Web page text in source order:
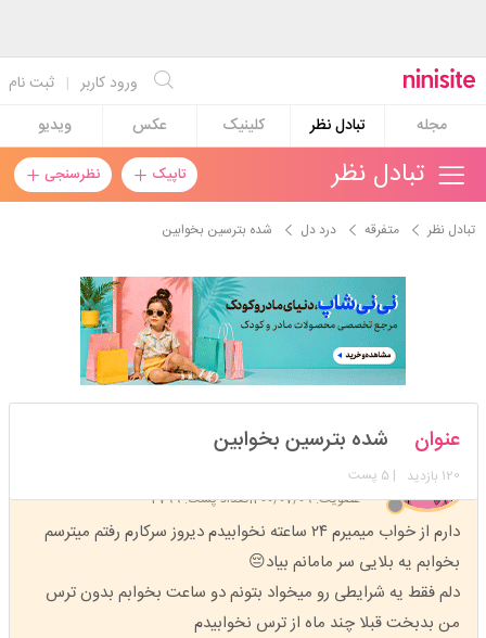
ثبت نام | ورود کاربر
مجله
تبادل نظر کلینیک عکس ویدیو
تاپیک نظرسنجی تبادل نظر
تبادل نظر متفرقه درد دل شده بترسین بخوابین
دنیزخانوم۰۰
عضویت: 1400/07/09 تعداد پست: 4799
عنوان شده بترسین بخوابین
120 بازدید | 5 پست
دارم از خواب میمیرم ۲۴ ساعته نخوابیدم دیروز سرکارم رفتم میترسم
بخوابم یه بلایی سر مامانم بیاد😔
دلم فقط یه شرایطی رو میخواد بتونم دو ساعت بخوابم بدون ترس
من بدبخت قبلا چند ماه از ترس نخوابیدم